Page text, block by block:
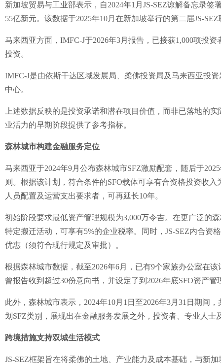
新加坡贸易与工业部表示，自2024年1月JS-SEZ谅解备忘录
55亿新元。该数据于2025年10月在新加坡举行的第二届JS-
马来西亚方面，IMFC-J于2026年3月报告，已接获1,000项投
投资。
IMFC-J是由依斯干达区域发展局、柔佛投资局及马来西亚投
中心。
上述数据反映的是投资承诺和潜在项目价值，而非已落地的
业活力的早期阶段提供了参考指标。
森林城市构建金融服务定位
马来西亚于2024年9月公布森林城市SFZ激励配套，随后于
则。根据该计划，符合条件的SFO载体可享有合资格投资收
人员配置及运营支出要求者，可再延长10年。
初始阶段要求最低资产管理规模为3,000万令吉。在更广泛的
特定搬迁活动，可享有5%的企业税率。同时，JS-SEZ内合资
优惠（须符合现行规定及审批）。
根据森林城市数据，截至2026年6月，已有9个家族办公室在
曾报告收到超过30份意向书，并设定了到2026年底SFO资产
此外，森林城市表示，2024年10月1日至2026年3月31日期间
划SFZ类别，展现出在金融服务发展之外，投资者、专业人士
跨境措施支持双城生活模式
JS-SEZ框架旨在将柔佛的土地、产业能力及成本基础，与新